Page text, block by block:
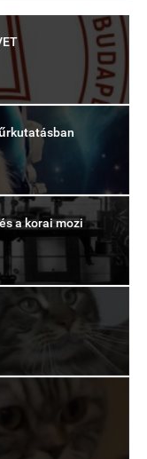
a korai mozi